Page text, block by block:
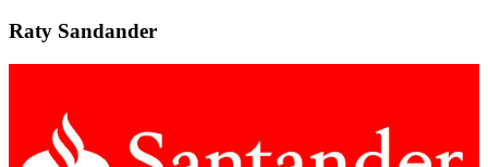
Raty Sandander